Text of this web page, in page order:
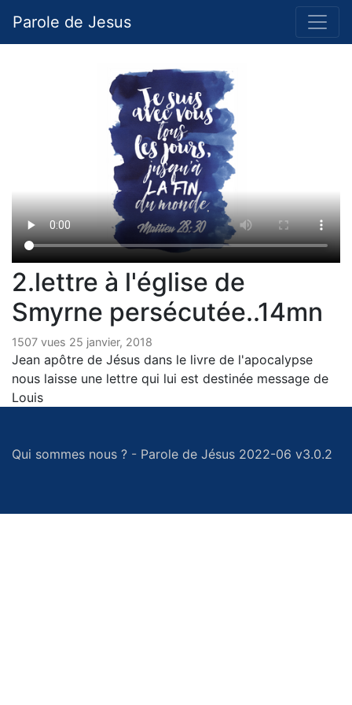
Parole de Jesus
2.lettre à l'église de
Smyrne persécutée..14mn
1507 vues 25 janvier, 2018
Jean apôtre de Jésus dans le livre de l'apocalypse
nous laisse une lettre qui lui est destinée message de
Louis
Qui sommes nous ? - Parole de Jésus 2022-06 v3.0.2